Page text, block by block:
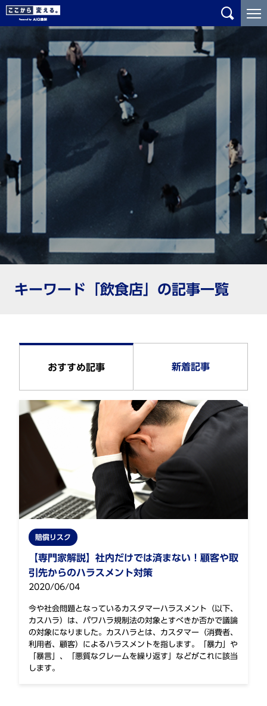
メ
ン
ャ
プ
こ
ン
ン
で
キーワード「飲食店」の記事一覧
おすすめ記事 新着記事
賠償リスク
【専門家解説】社内だけでは済まない！顧客や取
引先からのハラスメント対策
2020/06/04
今や社会問題となっているカスタマーハラスメント（以下、
カスハラ）は、パワハラ規制法の対象とすべきか否かで議論
の対象になりました。カスハラとは、カスタマー（消費者、
利用者、顧客）によるハラスメントを指します。「暴力」や
「暴言」、「悪質なクレームを繰り返す」などがこれに該当
します。